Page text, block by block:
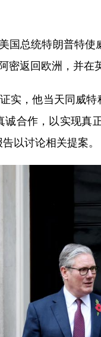
总统特朗普特使
密返回欧洲，并在
，他当天同威特
诚合作，以实现真
以讨论相关提案。